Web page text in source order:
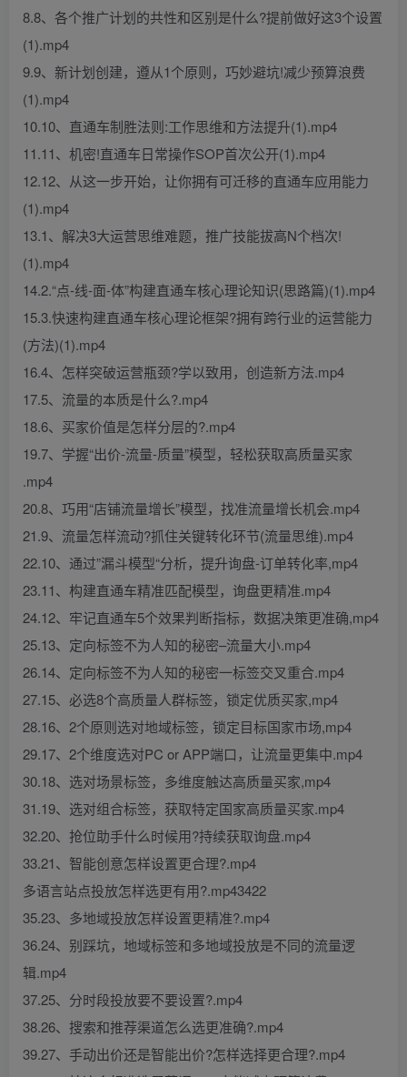
8.8、各个推广计划的共性和区别是什么?提前做好这3个设置
(1).mp4
9.9、新计划创建，遵从1个原则，巧妙避坑!减少预算浪费
(1).mp4
10.10、直通车制胜法则:工作思维和方法提升(1).mp4
11.11、机密!直通车日常操作SOP首次公开(1).mp4
12.12、从这一步开始，让你拥有可迁移的直通车应用能力
(1).mp4
13.1、解决3大运营思维难题，推广技能拔高N个档次!
(1).mp4
14.2.“点-线-面-体”构建直通车核心理论知识(思路篇)(1).mp4
15.3.快速构建直通车核心理论框架?拥有跨行业的运营能力
(方法)(1).mp4
16.4、怎样突破运营瓶颈?学以致用，创造新方法.mp4
17.5、流量的本质是什么?.mp4
18.6、买家价值是怎样分层的?.mp4
19.7、学握“出价-流量-质量”模型，轻松获取高质量买家
.mp4
20.8、巧用“店铺流量增长”模型，找准流量增长机会.mp4
21.9、流量怎样流动?抓住关键转化环节(流量思维).mp4
22.10、通过”漏斗模型“分析，提升询盘-订单转化率,mp4
23.11、构建直通车精准匹配模型，询盘更精准.mp4
24.12、牢记直通车5个效果判断指标，数据决策更准确,mp4
25.13、定向标签不为人知的秘密–流量大小.mp4
26.14、定向标签不为人知的秘密一标签交叉重合.mp4
27.15、必选8个高质量人群标签，锁定优质买家,mp4
28.16、2个原则选对地域标签，锁定目标国家市场,mp4
29.17、2个维度选对PC or APP端口，让流量更集中.mp4
30.18、选对场景标签，多维度触达高质量买家,mp4
31.19、选对组合标签，获取特定国家高质量买家.mp4
32.20、抢位助手什么时候用?持续获取询盘.mp4
33.21、智能创意怎样设置更合理?.mp4
多语言站点投放怎样选更有用?.mp43422
35.23、多地域投放怎样设置更精准?.mp4
36.24、别踩坑，地域标签和多地域投放是不同的流量逻
辑.mp4
37.25、分时段投放要不要设置?.mp4
38.26、搜索和推荐渠道怎么选更准确?.mp4
39.27、手动出价还是智能出价?怎样选择更合理?.mp4